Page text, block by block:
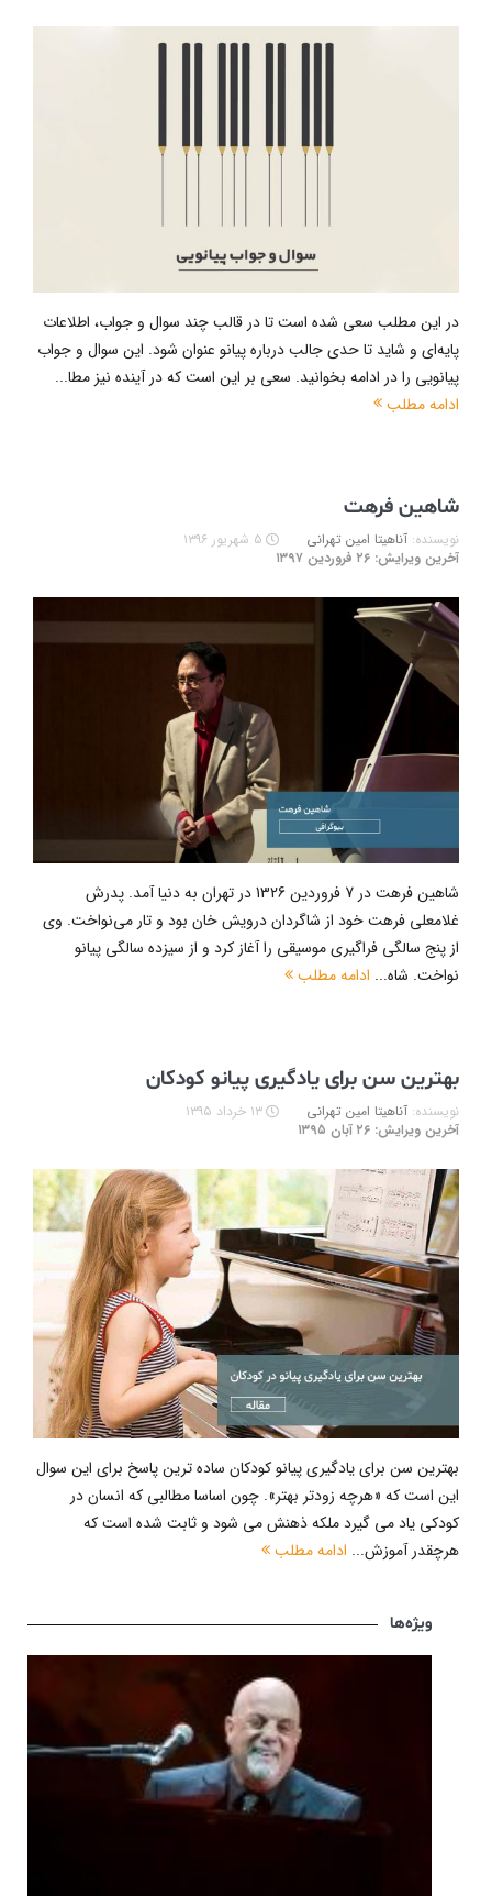
در این مطلب سعی شده است تا در قالب چند سوال و جواب، اطلاعات
پایه‌ای و شاید تا حدی جالب درباره پیانو عنوان شود. این سوال و جواب
پیانویی را در ادامه بخوانید. سعی بر این است که در آینده نیز مطا...
ادامه مطلب
شاهین فرهت
نویسنده: آناهیتا امین تهرانی
۵ شهریور ۱۳۹۶
آخرین ویرایش: ۲۶ فروردین ۱۳۹۷
شاهین فرهت در 7 فروردین 1326 در تهران به دنیا آمد. پدرش
غلامعلی فرهت خود از شاگردان درویش خان بود و تار می‌نواخت. وی
از پنج سالگی فراگیری موسیقی را آغاز کرد و از سیزده سالگی پیانو
نواخت. شاه... ادامه مطلب
بهترین سن برای یادگیری پیانو کودکان
نویسنده: آناهیتا امین تهرانی
۱۳ خرداد ۱۳۹۵
آخرین ویرایش: ۲۶ آبان ۱۳۹۵
بهترین سن برای یادگیری پیانو کودکان ساده ترین پاسخ برای این سوال
این است که «هرچه زودتر بهتر». چون اساسا مطالبی که انسان در
کودکی یاد می گیرد ملکه ذهنش می شود و ثابت شده است که
هرچقدر آموزش... ادامه مطلب
ویژه‌ها